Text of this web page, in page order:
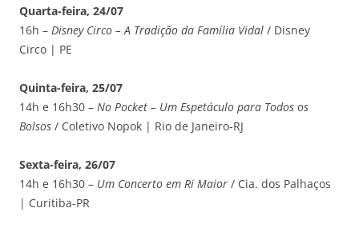
Quarta-feira, 24/07
16h – Disney Circo – A Tradição da Família Vidal / Disney
Circo | PE
Quinta-feira, 25/07
14h e 16h30 – No Pocket – Um Espetáculo para Todos os
Bolsos / Coletivo Nopok | Rio de Janeiro-RJ
Sexta-feira, 26/07
14h e 16h30 – Um Concerto em Ri Maior / Cia. dos Palhaços
| Curitiba-PR